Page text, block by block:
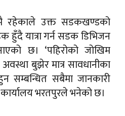
रहेकाले उक्त सडकखण्डको
हुँदै यात्रा गर्न सडक डिभिजन
छ। ‘पहिरोको जोखिम
बुझेर मात्र सावधानीका
सम्बन्धित सबैमा जानकारी
भरतपुरले भनेको छ।